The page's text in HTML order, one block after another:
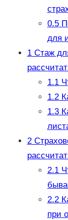
0.5
для
1Стаж
1.1
1.2
1.3
2
2.1
2.2
при